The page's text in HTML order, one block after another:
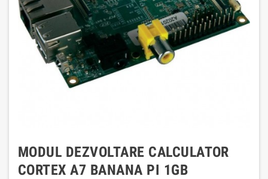
MODUL DEZVOLTARE CALCULATOR
CORTEX A7 BANANA PI 1GB